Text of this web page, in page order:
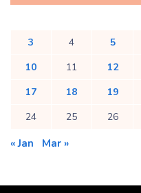
3
4 5
10
11 12
17
18 19
24
25 26
« Jan Mar »